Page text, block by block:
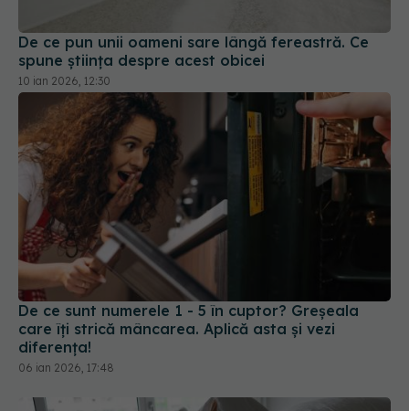
De ce pun unii oameni sare lângă fereastră. Ce
spune știința despre acest obicei
10 ian 2026, 12:30
De ce sunt numerele 1 - 5 în cuptor? Greșeala
care îți strică mâncarea. Aplică asta și vezi
diferența!
06 ian 2026, 17:48